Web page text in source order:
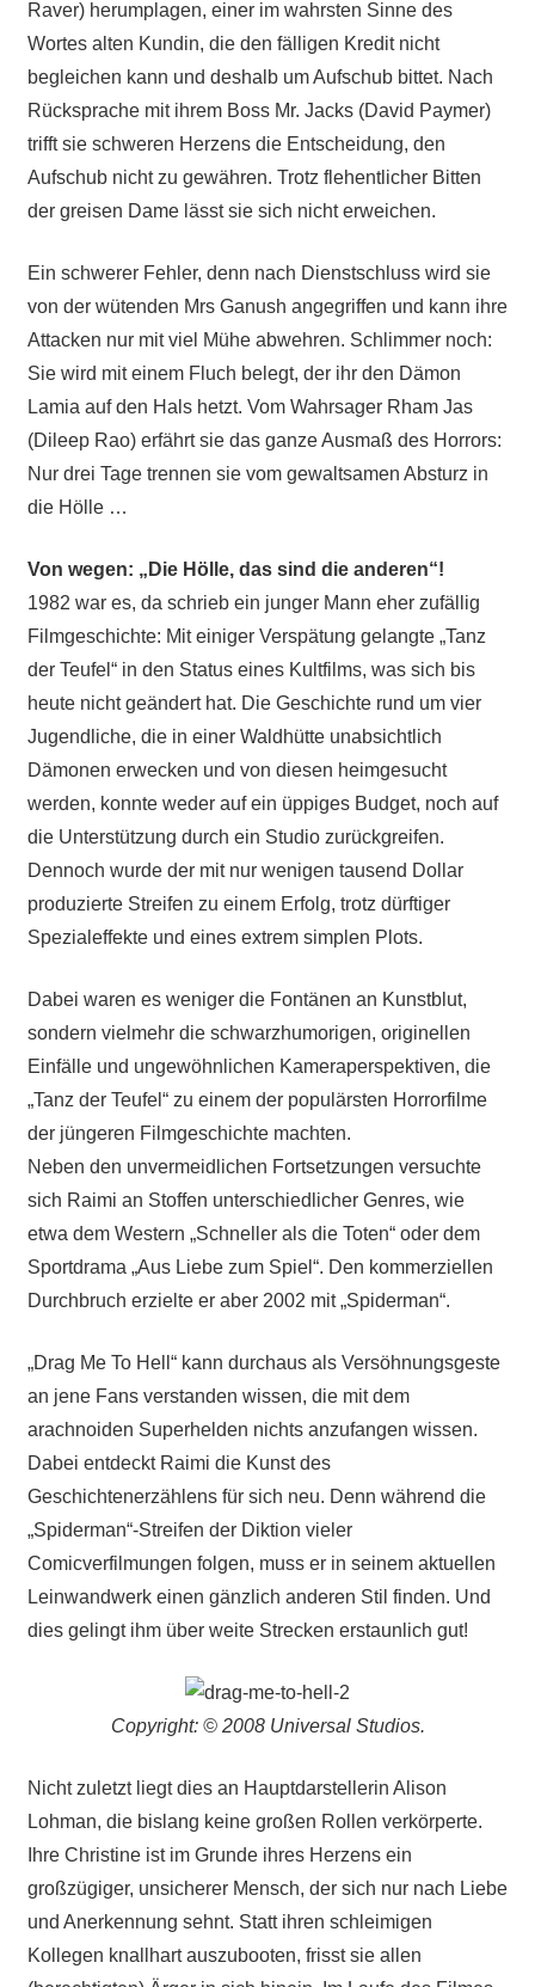
Raver) herumplagen, einer im wahrsten Sinne des
Wortes alten Kundin, die den fälligen Kredit nicht
begleichen kann und deshalb um Aufschub bittet. Nach
Rücksprache mit ihrem Boss Mr. Jacks (David Paymer)
trifft sie schweren Herzens die Entscheidung, den
Aufschub nicht zu gewähren. Trotz flehentlicher Bitten
der greisen Dame lässt sie sich nicht erweichen.
Ein schwerer Fehler, denn nach Dienstschluss wird sie
von der wütenden Mrs Ganush angegriffen und kann ihre
Attacken nur mit viel Mühe abwehren. Schlimmer noch:
Sie wird mit einem Fluch belegt, der ihr den Dämon
Lamia auf den Hals hetzt. Vom Wahrsager Rham Jas
(Dileep Rao) erfährt sie das ganze Ausmaß des Horrors:
Nur drei Tage trennen sie vom gewaltsamen Absturz in
die Hölle …
Von wegen: „Die Hölle, das sind die anderen“!
1982 war es, da schrieb ein junger Mann eher zufällig
Filmgeschichte: Mit einiger Verspätung gelangte „Tanz
der Teufel“ in den Status eines Kultfilms, was sich bis
heute nicht geändert hat. Die Geschichte rund um vier
Jugendliche, die in einer Waldhütte unabsichtlich
Dämonen erwecken und von diesen heimgesucht
werden, konnte weder auf ein üppiges Budget, noch auf
die Unterstützung durch ein Studio zurückgreifen.
Dennoch wurde der mit nur wenigen tausend Dollar
produzierte Streifen zu einem Erfolg, trotz dürftiger
Spezialeffekte und eines extrem simplen Plots.
Dabei waren es weniger die Fontänen an Kunstblut,
sondern vielmehr die schwarzhumorigen, originellen
Einfälle und ungewöhnlichen Kameraperspektiven, die
„Tanz der Teufel“ zu einem der populärsten Horrorfilme
der jüngeren Filmgeschichte machten.
Neben den unvermeidlichen Fortsetzungen versuchte
sich Raimi an Stoffen unterschiedlicher Genres, wie
etwa dem Western „Schneller als die Toten“ oder dem
Sportdrama „Aus Liebe zum Spiel“. Den kommerziellen
Durchbruch erzielte er aber 2002 mit „Spiderman“.
„Drag Me To Hell“ kann durchaus als Versöhnungsgeste
an jene Fans verstanden wissen, die mit dem
arachnoiden Superhelden nichts anzufangen wissen.
Dabei entdeckt Raimi die Kunst des
Geschichtenerzählens für sich neu. Denn während die
„Spiderman“-Streifen der Diktion vieler
Comicverfilmungen folgen, muss er in seinem aktuellen
Leinwandwerk einen gänzlich anderen Stil finden. Und
dies gelingt ihm über weite Strecken erstaunlich gut!
Copyright: © 2008 Universal Studios.
Nicht zuletzt liegt dies an Hauptdarstellerin Alison
Lohman, die bislang keine großen Rollen verkörperte.
Ihre Christine ist im Grunde ihres Herzens ein
großzügiger, unsicherer Mensch, der sich nur nach Liebe
und Anerkennung sehnt. Statt ihren schleimigen
Kollegen knallhart auszubooten, frisst sie allen